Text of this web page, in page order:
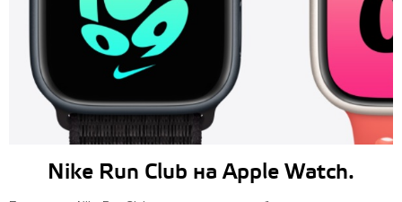
Nike Run Club на Apple Watch.